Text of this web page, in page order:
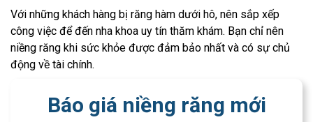
Với những khách hàng bị răng hàm dưới hô, nên sắp xếp
công việc để đến nha khoa uy tín thăm khám. Bạn chỉ nên
niềng răng khi sức khỏe được đảm bảo nhất và có sự chủ
động về tài chính.
Báo giá niềng răng mới